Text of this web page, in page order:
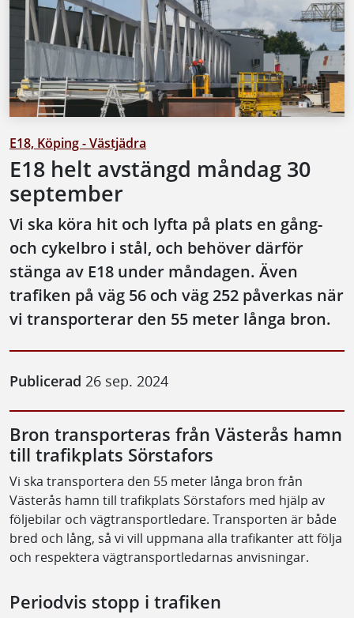
E18, Köping - Västjädra
E18 helt avstängd måndag 30
september
Vi ska köra hit och lyfta på plats en gång-
och cykelbro i stål, och behöver därför
stänga av E18 under måndagen. Även
trafiken på väg 56 och väg 252 påverkas när
vi transporterar den 55 meter långa bron.
Publicerad 26 sep. 2024
Bron transporteras från Västerås hamn
till trafikplats Sörstafors
Vi ska transportera den 55 meter långa bron från
Västerås hamn till trafikplats Sörstafors med hjälp av
följebilar och vägtransportledare. Transporten är både
bred och lång, så vi vill uppmana alla trafikanter att följa
och respektera vägtransportledarnas anvisningar.
Periodvis stopp i trafiken